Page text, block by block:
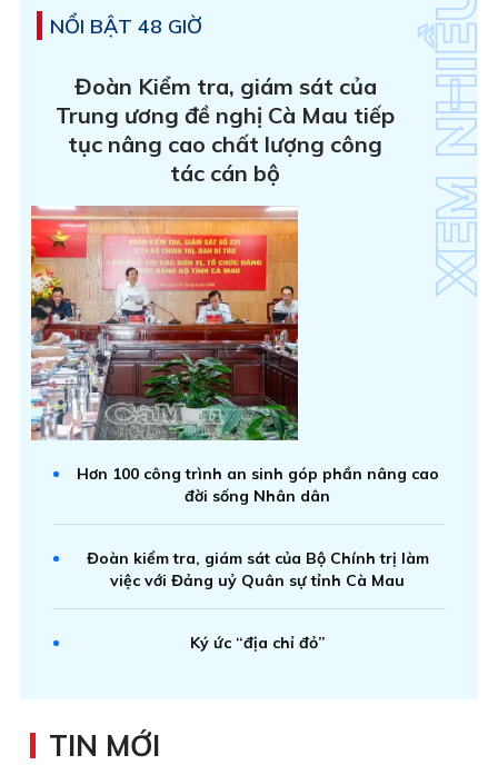
NỔI BẬT 48 GIỜ
Đoàn Kiểm tra, giám sát của
Trung ương đề nghị Cà Mau tiếp
tục nâng cao chất lượng công
tác cán bộ
Hơn 100 công trình an sinh góp phần nâng cao
đời sống Nhân dân
Đoàn kiểm tra, giám sát của Bộ Chính trị làm
việc với Đảng uỷ Quân sự tỉnh Cà Mau
Ký ức “địa chỉ đỏ”
TIN MỚI